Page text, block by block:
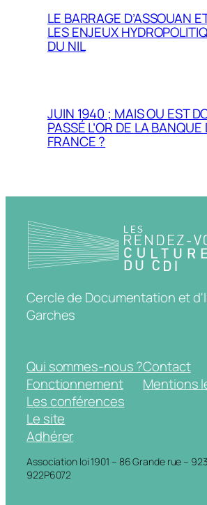
LE BARRAGE D’ASSOUAN
LES ENJEUX
DU NIL
JUIN 1940 ; MAIS OU EST
PASSÉ L’OR DE LA BANQUE
FRANCE ?
Cercle de Documentation et
Garches
Qui sommes-nous ?
Fonctionnement
Les conférences
Le site
Adhérer
Contact
Mentions
Association loi 1901 – 86 Grande rue –
922P6072